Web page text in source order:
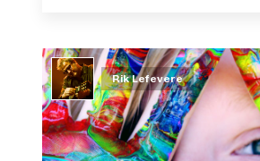
Rik Lefevere